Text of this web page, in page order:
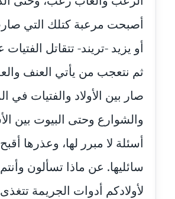
عاملة
مدونة أمل الجزائرية
متوفي
مدونة أمل الخولي
عاملة
مدونة أمل درويش
مدونة أمل زيادة
عاملة
أصبحت مرعبة كتلك التي
أو يزيد -تريند- تتقاتل الفتيات
ثم نتعجب من يأتي العنف
صار بين الأولاد والفتيات في
والشوارع وحتى البيوت بين
أسئلة لا مبرر لها، وعذرها
سائليها. عن ماذا تسألون
لأولادكم أدوات الجريمة